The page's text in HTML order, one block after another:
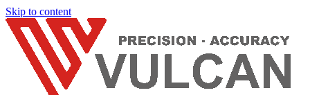
Skip to content